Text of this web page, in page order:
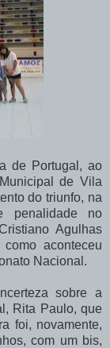
de Portugal, ao
de Vila
do triunfo, na
penalidade no
Agulhas
aconteceu
Nacional.
sobre a
Rita Paulo, que
foi, novamente,
com um bis,